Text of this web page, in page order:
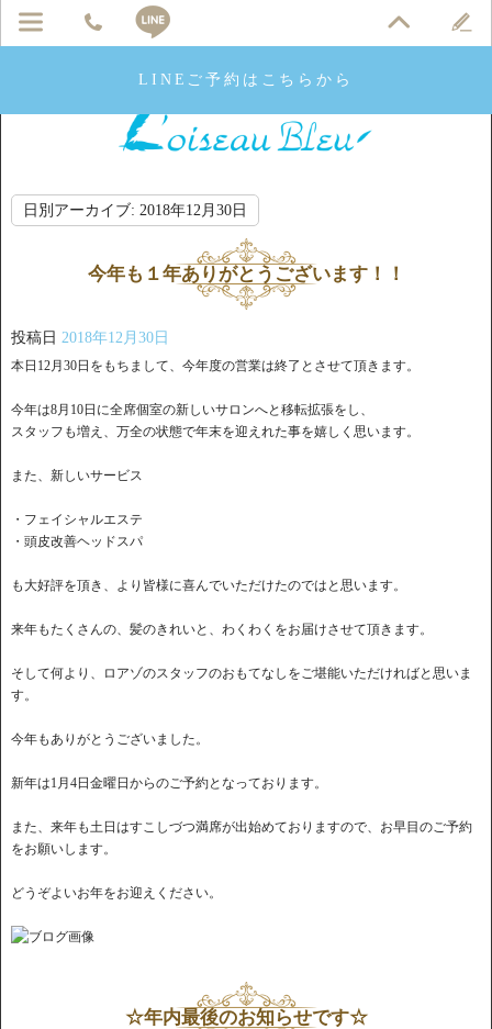
LINEご予約はこちらから
日別アーカイブ: 2018年12月30日
今年も１年ありがとうございます！！
投稿日 2018年12月30日
本日12月30日をもちまして、今年度の営業は終了とさせて頂きます。
今年は8月10日に全席個室の新しいサロンへと移転拡張をし、
スタッフも増え、万全の状態で年末を迎えれた事を嬉しく思います。
また、新しいサービス
・フェイシャルエステ
・頭皮改善ヘッドスパ
も大好評を頂き、より皆様に喜んでいただけたのではと思います。
来年もたくさんの、髪のきれいと、わくわくをお届けさせて頂きます。
そして何より、ロアゾのスタッフのおもてなしをご堪能いただければと思いま
す。
今年もありがとうございました。
新年は1月4日金曜日からのご予約となっております。
また、来年も土日はすこしづつ満席が出始めておりますので、お早目のご予約
をお願いします。
どうぞよいお年をお迎えください。
☆年内最後のお知らせです☆